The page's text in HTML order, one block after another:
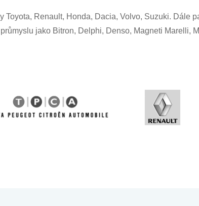
Renault, Honda, Dacia, Volvo, Suzuki. Dále
jako Bitron, Delphi, Denso, Magneti Marelli,